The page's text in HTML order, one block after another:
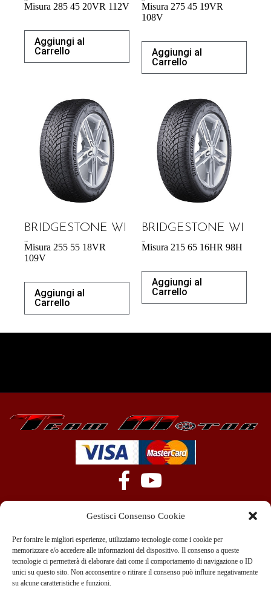
Gestisci Consenso Cookie
Per fornire le migliori esperienze, utilizziamo tecnologie come i cookie per
memorizzare e/o accedere alle informazioni del dispositivo. Il consenso a queste
tecnologie ci permetterà di elaborare dati come il comportamento di navigazione o ID
unici su questo sito. Non acconsentire o ritirare il consenso può influire negativamente
su alcune caratteristiche e funzioni.
Misura 285 45 20VR 112V
Aggiungi al
Carrello
Misura 275 45 19VR
108V
Aggiungi al
Carrello
BRIDGESTONE WI
Misura 255 55 18VR
109V
Aggiungi al
Carrello
BRIDGESTONE WI
Misura 215 65 16HR 98H
Aggiungi al
Carrello
+39 351 970 89 33
info@teammotor.it